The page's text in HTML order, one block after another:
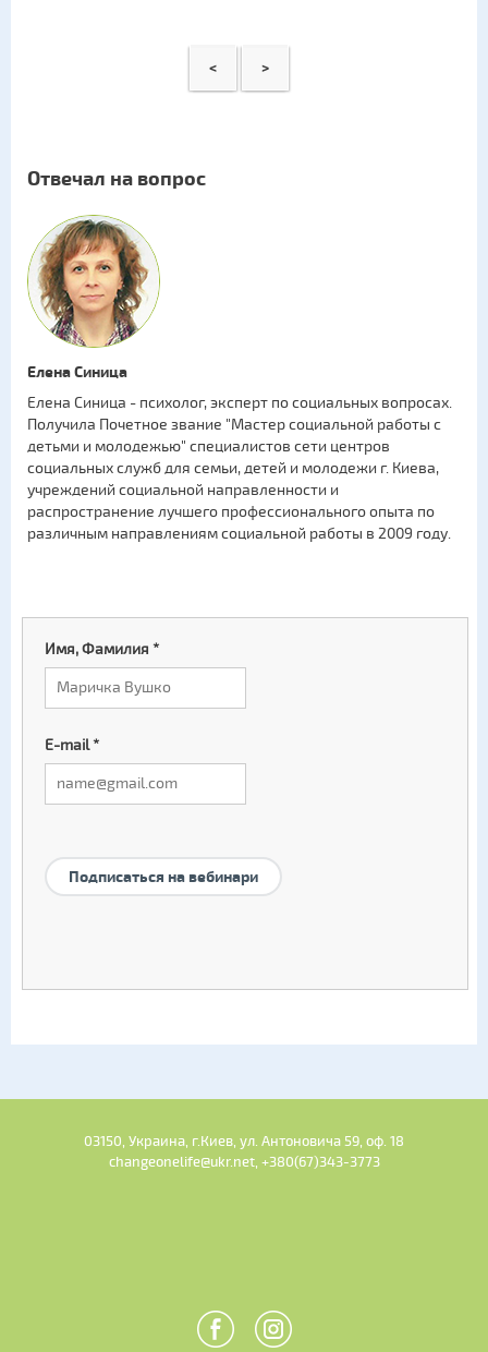
< >
Отвечал на вопрос
Елена Синица
Елена Синица - психолог, эксперт по социальных вопросах.
Получила Почетное звание "Мастер социальной работы с
детьми и молодежью" специалистов сети центров
социальных служб для семьи, детей и молодежи г. Киева,
учреждений социальной направленности и
распространение лучшего профессионального опыта по
различным направлениям социальной работы в 2009 году.
Имя, Фамилия *
E-mail*
Подписаться на вебинари
03150, Украина, г.Киев, ул. Антоновича 59, оф. 18
changeonelife@ukr.net, +380(67)343-3773